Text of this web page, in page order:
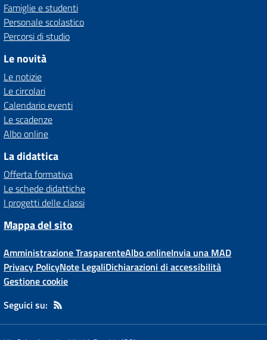
Famiglie e studenti
Personale scolastico
Percorsi di studio
Le novità
Le notizie
Le circolari
Calendario eventi
Le scadenze
Albo online
La didattica
Offerta formativa
Le schede didattiche
I progetti delle classi
Mappa del sito
Amministrazione TrasparenteAlbo onlineInvia una MAD
Privacy PolicyNote LegaliDichiarazioni di accessibilità
Gestione cookie
Seguici su: